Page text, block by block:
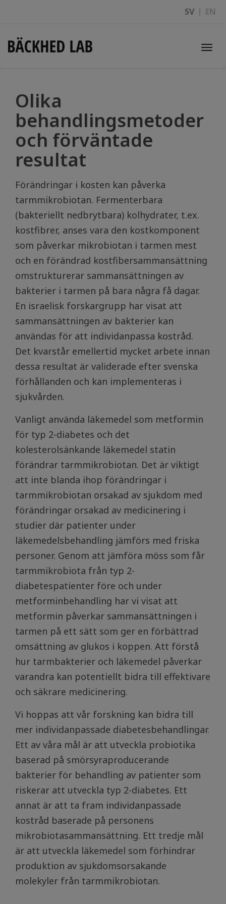
SV EN
Olika
behandlingsmetoder
och förväntade
resultat
Förändringar i kosten kan påverka
tarmmikrobiotan. Fermenterbara
(bakteriellt nedbrytbara) kolhydrater, t.ex.
kostfibrer, anses vara den kostkomponent
som påverkar mikrobiotan i tarmen mest
och en förändrad kostfibersammansättning
omstrukturerar sammansättningen av
bakterier i tarmen på bara några få dagar.
En israelisk forskargrupp har visat att
sammansättningen av bakterier kan
användas för att individanpassa kostråd.
Det kvarstår emellertid mycket arbete innan
dessa resultat är validerade efter svenska
förhållanden och kan implementeras i
sjukvården.
Vanligt använda läkemedel som metformin
för typ 2-diabetes och det
kolesterolsänkande läkemedel statin
förändrar tarmmikrobiotan. Det är viktigt
att inte blanda ihop förändringar i
tarmmikrobiotan orsakad av sjukdom med
förändringar orsakad av medicinering i
studier där patienter under
läkemedelsbehandling jämförs med friska
personer. Genom att jämföra möss som får
tarmmikrobiota från typ 2-
diabetespatienter före och under
metforminbehandling har vi visat att
metformin påverkar sammansättningen i
tarmen på ett sätt som ger en förbättrad
omsättning av glukos i koppen. Att förstå
hur tarmbakterier och läkemedel påverkar
varandra kan potentiellt bidra till effektivare
och säkrare medicinering.
Vi hoppas att vår forskning kan bidra till
mer individanpassade diabetesbehandlingar.
Ett av våra mål är att utveckla probiotika
baserad på smörsyraproducerande
bakterier för behandling av patienter som
riskerar att utveckla typ 2-diabetes. Ett
annat är att ta fram individanpassade
kostråd baserade på personens
mikrobiotasammansättning. Ett tredje mål
är att utveckla läkemedel som förhindrar
produktion av sjukdomsorsakande
molekyler från tarmmikrobiotan.